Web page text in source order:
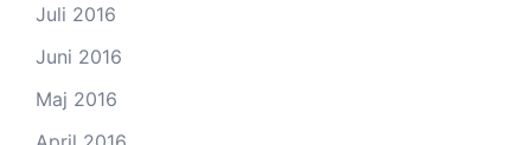
Juli 2016
Juni 2016
Maj 2016